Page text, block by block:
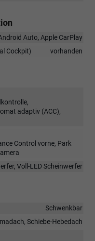
Auto, Apple CarPlay
Cockpit)
vorhanden
adaptiv (ACC),
Control vorne, Park
Voll-LED Scheinwerfer
Schwenkbar
Schiebe-Hebedach